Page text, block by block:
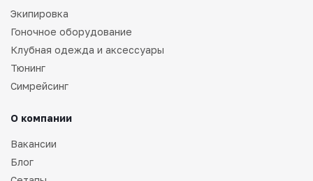
Экипировка
Гоночное оборудование
Клубная одежда и аксессуары
Тюнинг
Симрейсинг
О компании
Вакансии
Блог